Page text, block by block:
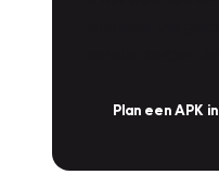
Plan een APK in